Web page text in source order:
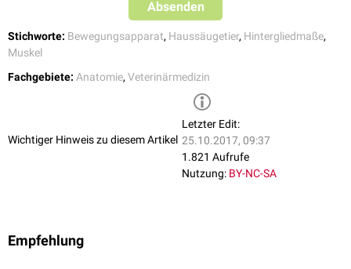
Absenden
Stichworte: Bewegungsapparat, Haussäugetier, Hintergliedmaße,
Muskel
Fachgebiete: Anatomie, Veterinärmedizin
Wichtiger Hinweis zu diesem Artikel
Letzter Edit:
25.10.2017, 09:37
1.821 Aufrufe
Nutzung: BY-NC-SA
Empfehlung